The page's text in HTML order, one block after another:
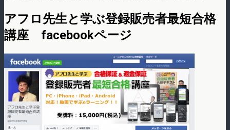
アフロ先生と学ぶ登録販売者最短合格
講座 facebookページ